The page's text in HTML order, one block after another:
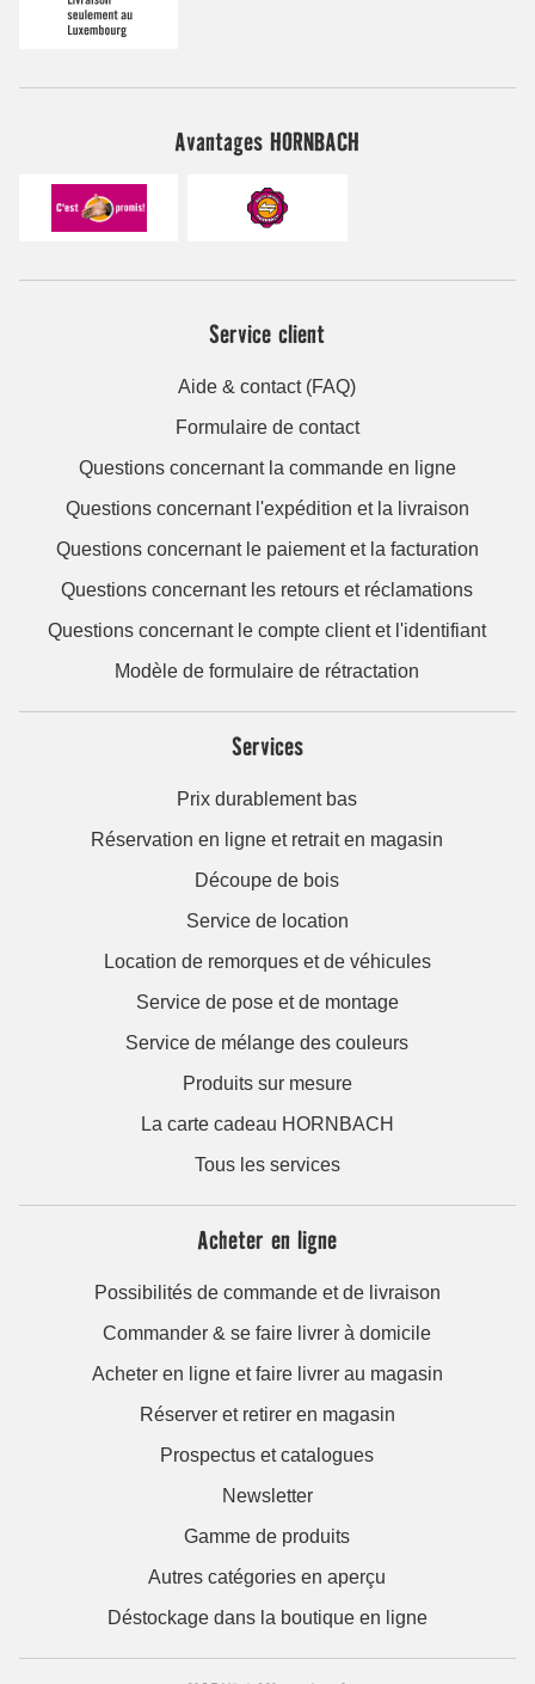
Avantages HORNBACH
Service client
Aide & contact (FAQ)
Formulaire de contact
Questions concernant la commande en ligne
Questions concernant l'expédition et la livraison
Questions concernant le paiement et la facturation
Questions concernant les retours et réclamations
Questions concernant le compte client et l'identifiant
Modèle de formulaire de rétractation
Services
Prix durablement bas
Réservation en ligne et retrait en magasin
Découpe de bois
Service de location
Location de remorques et de véhicules
Service de pose et de montage
Service de mélange des couleurs
Produits sur mesure
La carte cadeau HORNBACH
Tous les services
Acheter en ligne
Possibilités de commande et de livraison
Commander & se faire livrer à domicile
Acheter en ligne et faire livrer au magasin
Réserver et retirer en magasin
Prospectus et catalogues
Newsletter
Gamme de produits
Autres catégories en aperçu
Déstockage dans la boutique en ligne